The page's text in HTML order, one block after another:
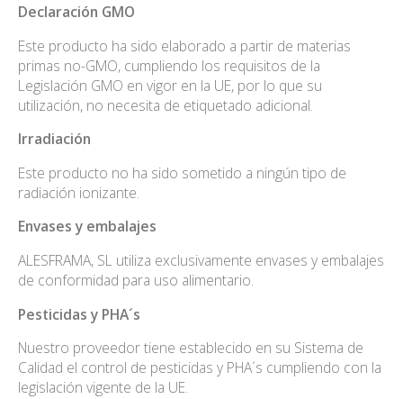
Declaración GMO
Este producto ha sido elaborado a partir de materias
primas no-GMO, cumpliendo los requisitos de la
Legislación GMO en vigor en la UE, por lo que su
utilización, no necesita de etiquetado adicional.
Irradiación
Este producto no ha sido sometido a ningún tipo de
radiación ionizante.
Envases y embalajes
ALESFRAMA, SL utiliza exclusivamente envases y embalajes
de conformidad para uso alimentario.
Pesticidas y PHA´s
Nuestro proveedor tiene establecido en su Sistema de
Calidad el control de pesticidas y PHA´s cumpliendo con la
legislación vigente de la UE.